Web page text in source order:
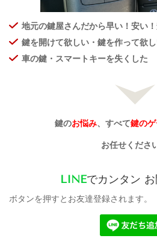
地元の鍵屋さんだから早い！安い！
鍵を開けて欲しい・鍵を作って欲
車の鍵・スマートキーを失くした
鍵のお悩み、すべて鍵の
お任せくださ
LINEでカンタン
ボタンを押すとお友達登録されます。